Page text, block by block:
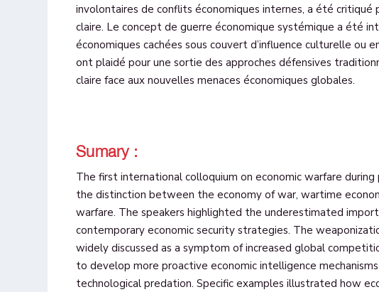
involontaires de conflits économiques internes, a été critiqué
claire. Le concept de guerre économique systémique a été
économiques cachées sous couvert d’influence culturelle ou
ont plaidé pour une sortie des approches défensives
claire face aux nouvelles menaces économiques globales.
Sumary :
The first international colloquium on economic warfare
the distinction between the economy of war, wartime
warfare. The speakers highlighted the underestimated
contemporary economic security strategies. The
widely discussed as a symptom of increased global
to develop more proactive economic intelligence
technological predation. Specific examples illustrated how